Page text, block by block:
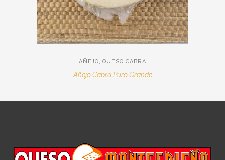
AÑEJO QUESO CABRA
Añejo Cabra Puro Grande